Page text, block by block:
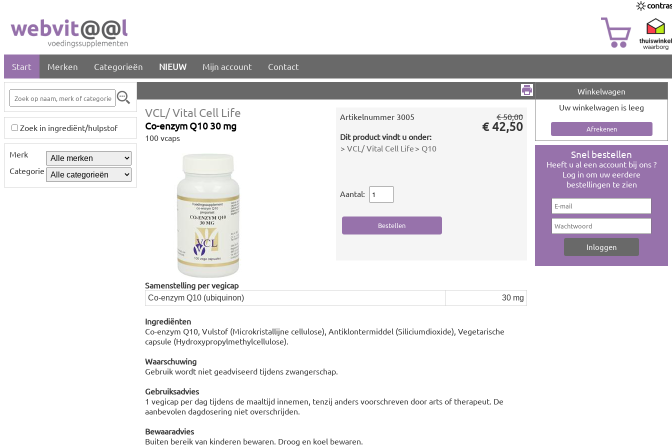
Start Merken Categorieën NIEUW Mijn account Contact
Zoek in ingrediënt/hulpstof
Merk
Categorie
VCL/ Vital Cell Life
Co-enzym Q10 30 mg
100 vcaps
Artikelnummer 3005
Dit product vindt u onder:
> VCL/ Vital Cell Life > Q10
€ 50,00
€ 42,50
Aantal:
Samenstelling per vegicap
Co-enzym Q10 (ubiquinon) 30 mg
Ingrediënten
Co-enzym Q10, Vulstof (Microkristallijne cellulose), Antiklontermiddel (Siliciumdioxide), Vegetarische
capsule (Hydroxypropylmethylcellulose).
Waarschuwing
Gebruik wordt niet geadviseerd tijdens zwangerschap.
Gebruiksadvies
1 vegicap per dag tijdens de maaltijd innemen, tenzij anders voorschreven door arts of therapeut. De
aanbevolen dagdosering niet overschrijden.
Bewaaradvies
Buiten bereik van kinderen bewaren. Droog en koel bewaren.
Winkelwagen
Uw winkelwagen is leeg
Snel bestellen
Heeft u al een account bij ons ?
Log in om uw eerdere
bestellingen te zien